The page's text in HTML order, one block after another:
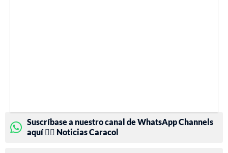
Suscríbase a nuestro canal de WhatsApp Channels
aquí 👉🏻 Noticias Caracol